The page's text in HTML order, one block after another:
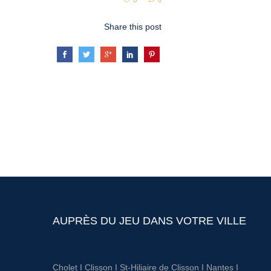
Share this post
AUPRÈS DU JEU DANS VOTRE VILLE
CholetI Clisson I St-Hiliaire de Clisson I NantesI